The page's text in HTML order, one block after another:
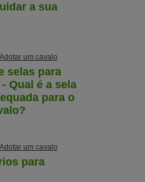
a sua
Adotar um cavalo
selas para
Qual é a sela
para o
Adotar um cavalo
para